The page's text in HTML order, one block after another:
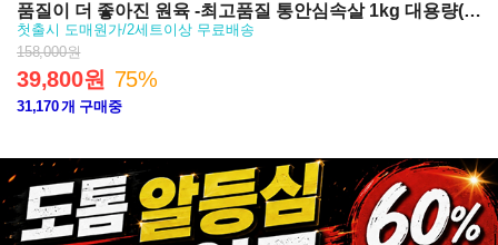
품질이 더 좋아진 원육 -최고품질 통안심속살 1kg 대용량(텐
더로인 히든 리저브)
첫출시 도매원가/2세트이상 무료배송
158,000원
39,800원 75%
31,170개 구매중